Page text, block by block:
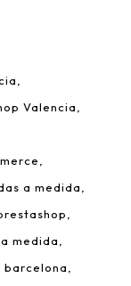
Valencia
a medida
medida
barcelona